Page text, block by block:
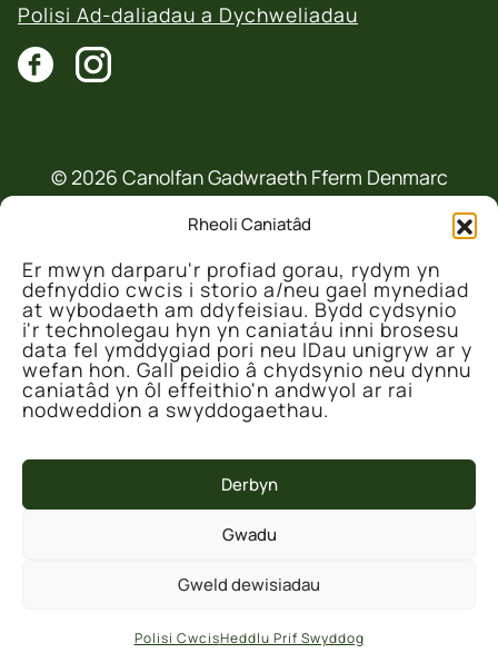
Rheoli Caniatâd
Er mwyn darparu'r profiad gorau, rydym yn
defnyddio cwcis i storio a/neu gael mynediad
at wybodaeth am ddyfeisiau. Bydd cydsynio
i'r technolegau hyn yn caniatáu inni brosesu
data fel ymddygiad pori neu IDau unigryw ar y
wefan hon. Gall peidio â chydsynio neu dynnu
caniatâd yn ôl effeithio'n andwyol ar rai
nodweddion a swyddogaethau.
Derbyn
Gwadu
Gweld dewisiadau
Polisi CwcisHeddlu Prif Swyddog
Polisi Ad-daliadau a Dychweliadau
© 2026 Canolfan Gadwraeth Fferm Denmarc
Mae'r prosiect hwn wedi'i ariannu'n rhannol
gan Lywodraeth y DU drwy Gronfa Ffyniant
Gyffredin y DU a weinyddir gan dim Cynnal y